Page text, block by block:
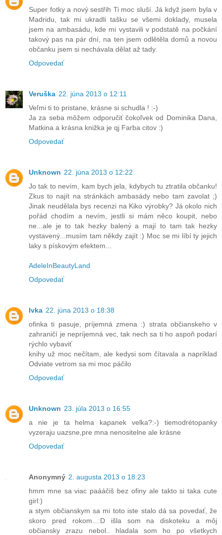
Super fotky a nový sestřih Ti moc sluší. Já když jsem byla v
Madridu, tak mi ukradli tašku se všemi doklady, musela
jsem na ambasádu, kde mi vystavili v podstatě na počkání
takový pas na pár dní, na ten jsem odlětěla domů a novou
občanku jsem si nechávala dělat až tady.
Odpovedať
Veruška 22. júna 2013 o 12:11
Veľmi ti to pristane, krásne si schudla ! :-)
Ja za seba môžem odporučiť čokoľvek od Dominika Dana,
Matkina a krásna knižka je qj Farba citov :)
Odpovedať
Unknown 22. júna 2013 o 12:22
Jo tak to nevím, kam bych jela, kdybych tu ztratila občanku!
Zkus to najít na stránkách ambasády nebo tam zavolat ;)
Jinak neudělala bys recenzi na Kiko výrobky? Já okolo nich
pořád chodím a nevím, jestli si mám něco koupit, nebo
ne...ale je to tak hezky balený a mají to tam tak hezky
vystavený...musím tam někdy zajít :) Moc se mi líbí ty jejich
laky s pískovým efektem...
AdeleInBeautyLand
Odpovedať
Ivka 22. júna 2013 o 18:38
ofinka ti pasuje, príjemná zmena :) strata občianskeho v
zahraničí je nepríjemná vec, tak nech sa ti ho aspoň podarí
rýchlo vybaviť
knihy už moc nečítam, ale kedysi som čítavala a napríklad
Odviate vetrom sa mi moc páčilo
Odpovedať
Unknown 23. júla 2013 o 16:55
a nie je ta helma kapanek velka?:-) tiemodrétopanky
vyzeraju uazsne,pre mna nenositelne ale krásne
Odpovedať
Anonymný 2. augusta 2013 o 18:23
hmm mne sa viac paááčiš bez ofiny ale takto si taka cute
girl:)
a stym občianskym sa mi toto iste stalo dá sa povedať, že
skoro pred rokom...:D išla som na diskoteku a môj
občiansky zrazu nebol.. hladala som ho po všetkych